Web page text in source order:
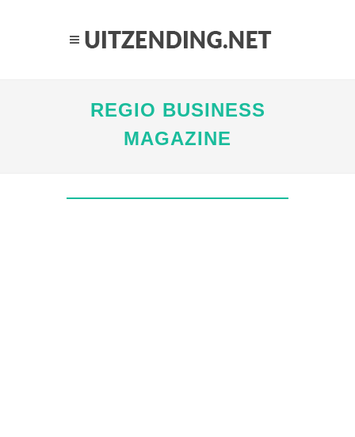
REGIO BUSINESS
MAGAZINE